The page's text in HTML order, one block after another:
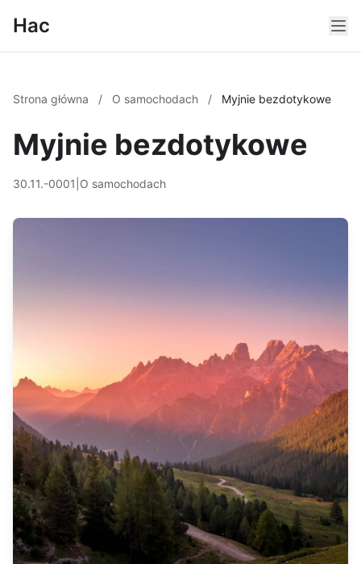
Hac
Strona główna / O samochodach / Myjnie bezdotykowe
Myjnie bezdotykowe
30.11.-0001 O samochodach